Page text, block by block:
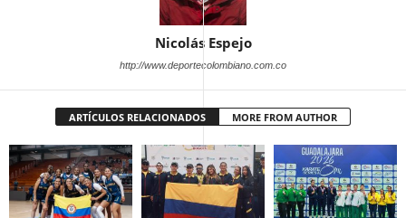
Nicolás Espejo
http://www.deportecolombiano.com.co
ARTÍCULOS RELACIONADOS MORE FROM AUTHOR